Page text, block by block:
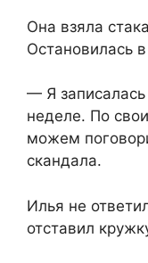
Она взяла
Остановилась
— Я
неделе. По
можем
скандала.
Илья не
отставил